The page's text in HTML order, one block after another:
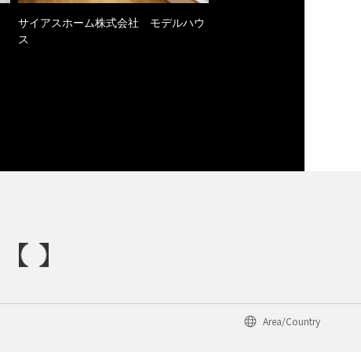
サイアスホーム株式会社 モデルハウ
ス
Area/Country